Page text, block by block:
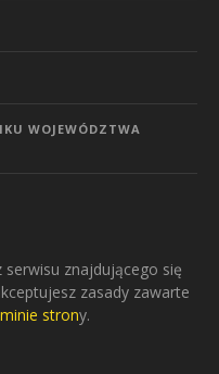
WOJEWÓDZTWA
znajdującego się
zasady zawarte
strony.